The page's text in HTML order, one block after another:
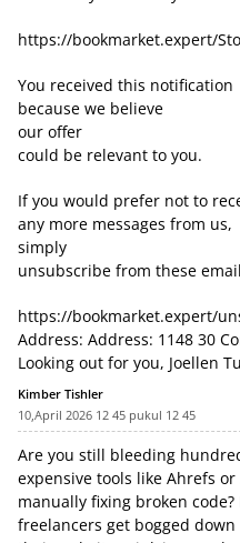
https://bookmarket.expert/
You received this notification
because we believe
our offer
could be relevant to you.
If you would prefer not to
any more messages from us,
simply
unsubscribe from these
https://bookmarket.expert/
Address: Address: 1148 30
Looking out for you, Joellen
Kimber Tishler
10,April 2026 12 45 pukul 12 45
Are you still bleeding
expensive tools like Ahrefs
manually fixing broken
freelancers get bogged